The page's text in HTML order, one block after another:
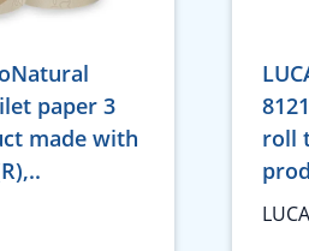
paper 3
made with
roll